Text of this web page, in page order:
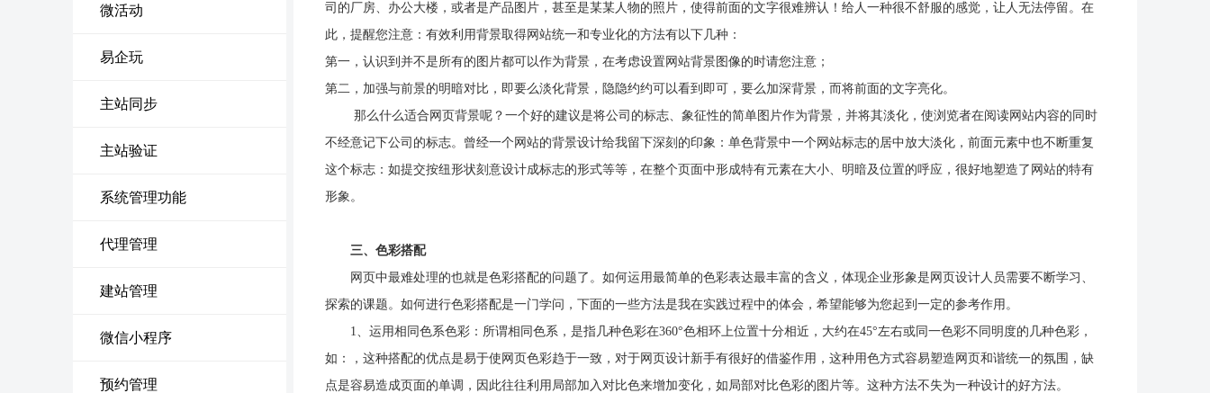
微活动
易企玩
主站同步
主站验证
系统管理功能
代理管理
建站管理
微信小程序
预约管理
司的厂房、办公大楼，或者是产品图片，甚至是某某人物的照片，使得前面的文字很难辨认！给人一种很不舒服的感觉，让人无法停留。在
此，提醒您注意：有效利用背景取得网站统一和专业化的方法有以下几种：
第一，认识到并不是所有的图片都可以作为背景，在考虑设置网站背景图像的时请您注意；
第二，加强与前景的明暗对比，即要么淡化背景，隐隐约约可以看到即可，要么加深背景，而将前面的文字亮化。
那么什么适合网页背景呢？一个好的建议是将公司的标志、象征性的简单图片作为背景，并将其淡化，使浏览者在阅读网站内容的同时
不经意记下公司的标志。曾经一个网站的背景设计给我留下深刻的印象：单色背景中一个网站标志的居中放大淡化，前面元素中也不断重复
这个标志：如提交按纽形状刻意设计成标志的形式等等，在整个页面中形成特有元素在大小、明暗及位置的呼应，很好地塑造了网站的特有
形象。
三、色彩搭配
网页中最难处理的也就是色彩搭配的问题了。如何运用最简单的色彩表达最丰富的含义，体现企业形象是网页设计人员需要不断学习、
探索的课题。如何进行色彩搭配是一门学问，下面的一些方法是我在实践过程中的体会，希望能够为您起到一定的参考作用。
1、运用相同色系色彩：所谓相同色系，是指几种色彩在360°色相环上位置十分相近，大约在45°左右或同一色彩不同明度的几种色彩，
如：，这种搭配的优点是易于使网页色彩趋于一致，对于网页设计新手有很好的借鉴作用，这种用色方式容易塑造网页和谐统一的氛围，缺
点是容易造成页面的单调，因此往往利用局部加入对比色来增加变化，如局部对比色彩的图片等。这种方法不失为一种设计的好方法。